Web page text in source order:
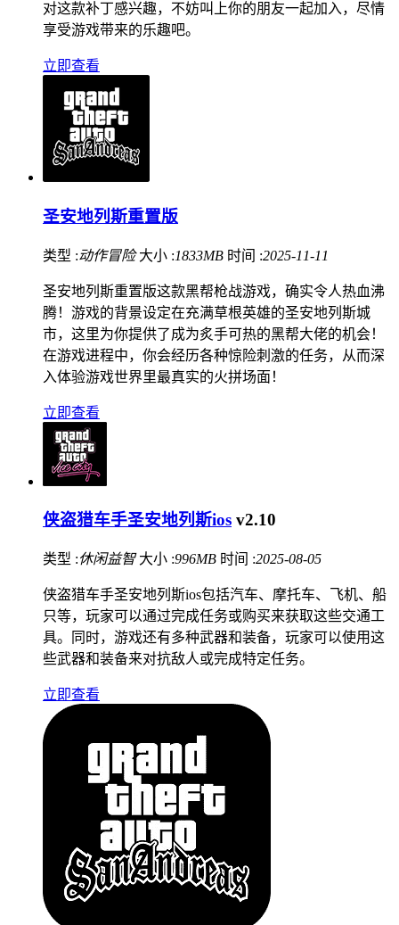
对这款补丁感兴趣，不妨叫上你的朋友一起加入，尽情
享受游戏带来的乐趣吧。
立即查看
圣安地列斯重置版
类型 :动作冒险 大小 :1833MB 时间 :2025-11-11
圣安地列斯重置版这款黑帮枪战游戏，确实令人热血沸
腾！游戏的背景设定在充满草根英雄的圣安地列斯城
市，这里为你提供了成为炙手可热的黑帮大佬的机会！
在游戏进程中，你会经历各种惊险刺激的任务，从而深
入体验游戏世界里最真实的火拼场面！
立即查看
侠盗猎车手圣安地列斯ios v2.10
类型 :休闲益智 大小 :996MB 时间 :2025-08-05
侠盗猎车手圣安地列斯ios包括汽车、摩托车、飞机、船
只等，玩家可以通过完成任务或购买来获取这些交通工
具。同时，游戏还有多种武器和装备，玩家可以使用这
些武器和装备来对抗敌人或完成特定任务。
立即查看